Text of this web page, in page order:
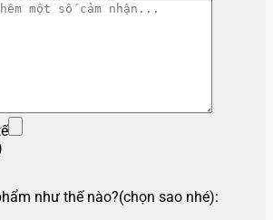
như thế nào?(chọn sao nhé):